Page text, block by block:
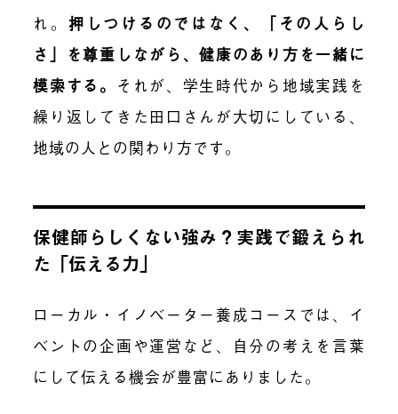
れ。 押しつけるのではなく、「その人らし
さ」を尊重しながら、健康のあり方を一緒に
模索する 。 それが、学生時代から地域実践を
繰り返してきた田口さんが大切にしている、
地域の人との関わり方です。
保健師らしくない強み？実践で鍛えられ
た「伝える力」
ローカル・イノベーター養成コースでは、イ
ベントの企画や運営など、自分の考えを言葉
にして伝える機会が豊富にありました。